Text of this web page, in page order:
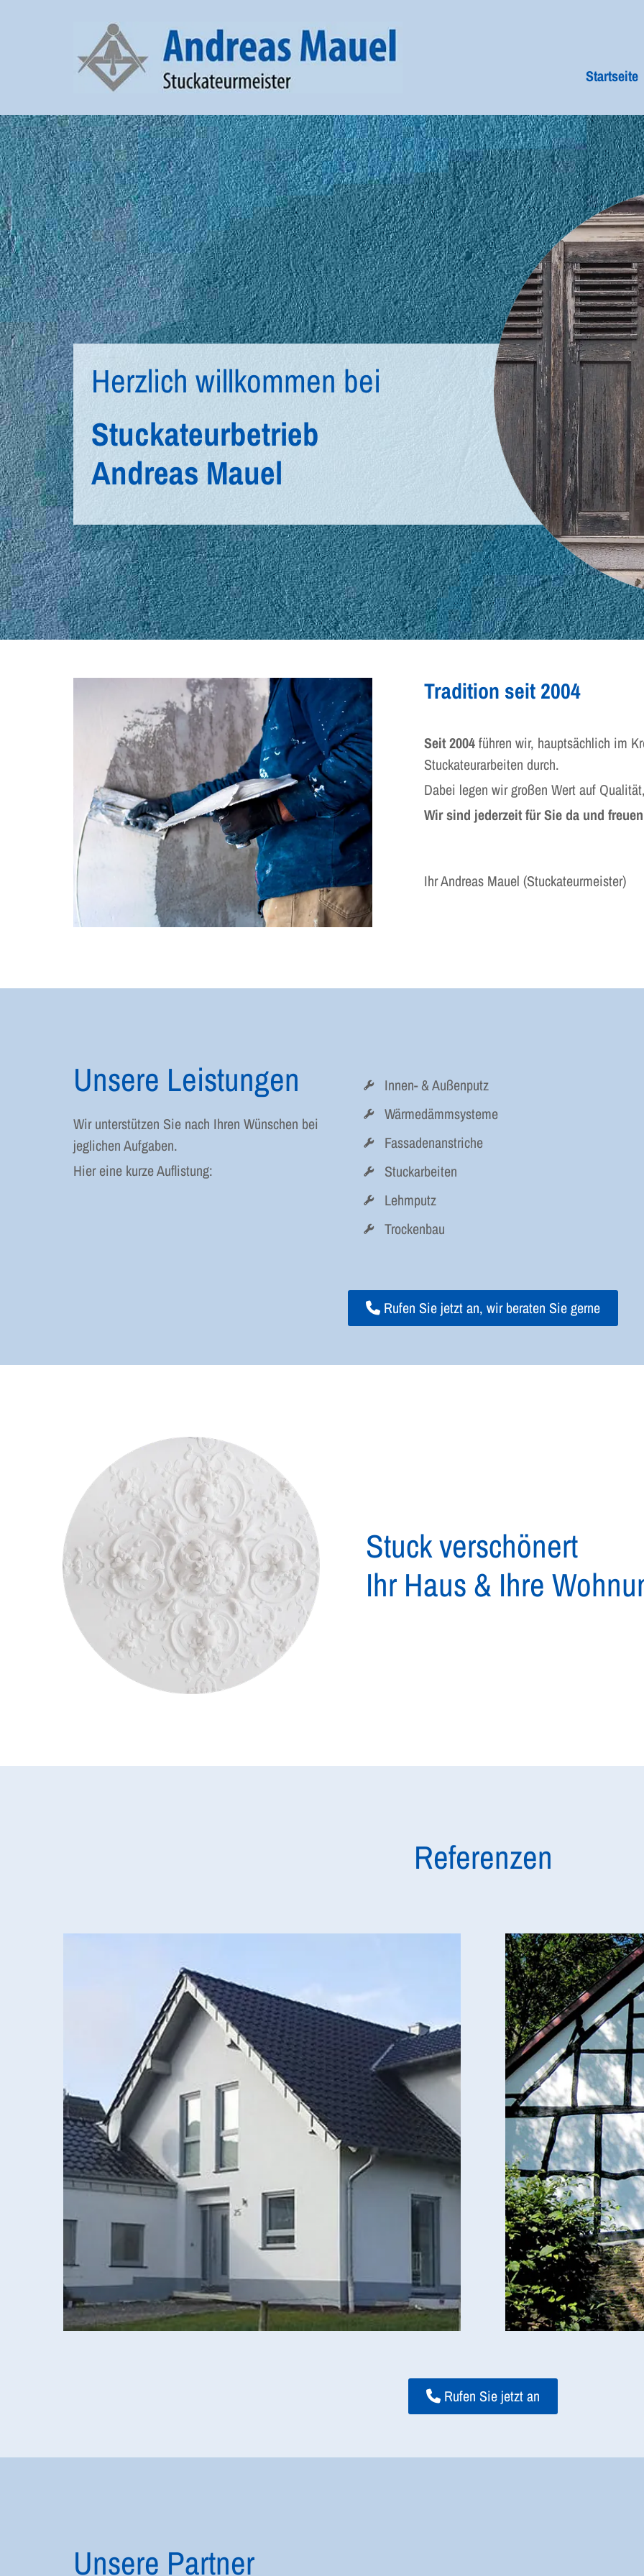
Startseite
Herzlich willkommen bei
Stuckateurbetrieb
Andreas Mauel
Tradition seit 2004
Seit 2004führen wir, hauptsächlich im
Stuckateurarbeiten durch.
Dabei legen wir großen Wert auf
Wir sind jederzeit für Sie da und
Ihr Andreas Mauel (Stuckateurmeister)
Unsere Leistungen
Wir unterstützen Sie nach Ihren Wünschen bei
jeglichen Aufgaben.
Hier eine kurze Auflistung:
Innen- & Außenputz
Wärmedämmsysteme
Fassadenanstriche
Stuckarbeiten
Lehmputz
Trockenbau
Rufen Sie jetzt an, wir beraten Sie gerne
Stuck verschönert
Ihr Haus & Ihre
Referenzen
Rufen Sie jetzt an
Unsere Partner